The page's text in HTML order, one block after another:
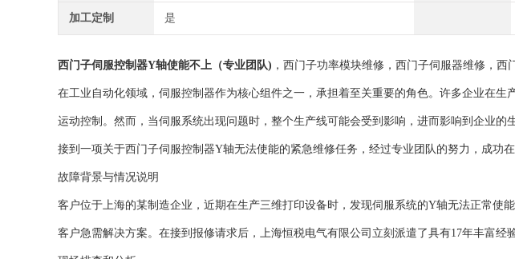
加工定制 是
西门子伺服控制器Y轴使能不上（专业团队) ，西门子功率模块维修，西门子伺服器维修，西
在工业自动化领域，伺服控制器作为核心组件之一，承担着至关重要的角色。许多企业在生
运动控制。然而，当伺服系统出现问题时，整个生产线可能会受到影响，进而影响到企业的
接到一项关于西门子伺服控制器Y轴无法使能的紧急维修任务，经过专业团队的努力，成功
故障背景与情况说明
客户位于上海的某制造企业，近期在生产三维打印设备时，发现伺服系统的Y轴无法正常使
客户急需解决方案。在接到报修请求后，上海恒税电气有限公司立刻派遣了具有17年丰富经